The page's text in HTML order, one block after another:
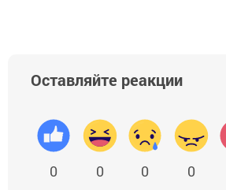
Оставляйте реакции
0 0 0 0